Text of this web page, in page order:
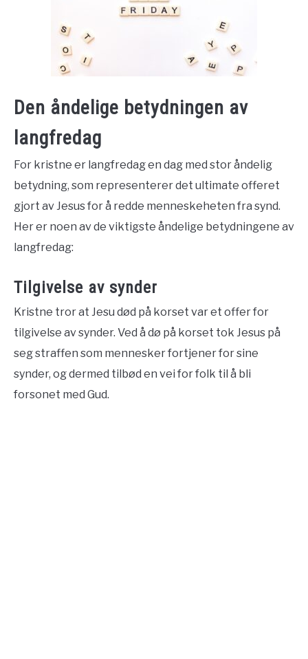
Den åndelige betydningen av
langfredag
For kristne er langfredag en dag med stor åndelig
betydning, som representerer det ultimate offeret
gjort av Jesus for å redde menneskeheten fra synd.
Her er noen av de viktigste åndelige betydningene av
langfredag:
Tilgivelse av synder
Kristne tror at Jesu død på korset var et offer for
tilgivelse av synder. Ved å dø på korset tok Jesus på
seg straffen som mennesker fortjener for sine
synder, og dermed tilbød en vei for folk til å bli
forsonet med Gud.